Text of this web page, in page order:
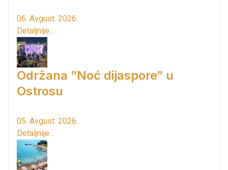
06. Avgust. 2026.
Detaljnije...
Održana ”Noć dijaspore” u
Ostrosu
05. Avgust. 2026.
Detaljnije...